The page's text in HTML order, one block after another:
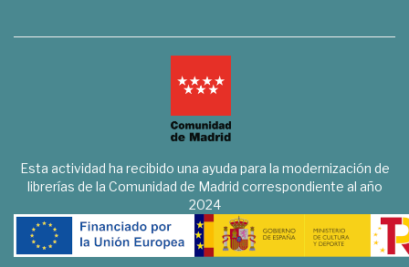
Esta actividad ha recibido una ayuda para la modernización de
librerías de la Comunidad de Madrid correspondiente al año
2024